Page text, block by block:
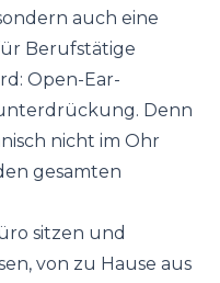
auch eine
Berufstätige
Open-Ear-
Denn
nicht im Ohr
gesamten
sitzen und
von zu Hause aus